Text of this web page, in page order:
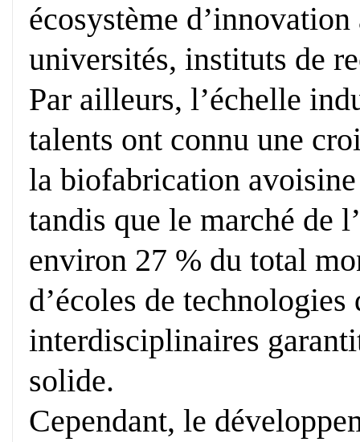
écosystème
universités, instituts de
Par ailleurs, l’échelle
talents ont connu une
la biofabrication
tandis que le marché de
environ 27 % du total
d’écoles de
interdisciplinaires
solide.
Cependant, le